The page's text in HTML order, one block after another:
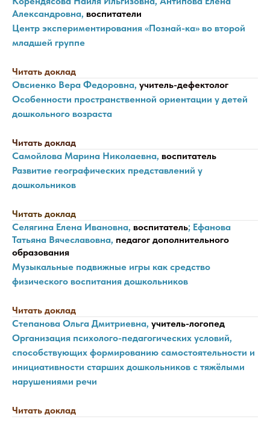
Александровна, воспитатели
Центр экспериментирования «Познай-ка» во второй
младшей группе
Читать доклад
Овсиенко Вера Федоровна, учитель-дефектолог
Особенности пространственной ориентации у детей
дошкольного возраста
Читать доклад
Самойлова Марина Николаевна, воспитатель
Развитие географических представлений у
дошкольников
Читать доклад
Селягина Елена Ивановна, воспитатель; Ефанова
Татьяна Вячеславовна, педагог дополнительного
образования
Музыкальные подвижные игры как средство
физического воспитания дошкольников
Читать доклад
Степанова Ольга Дмитриевна, учитель-логопед
Организация психолого-педагогических условий,
способствующих формированию самостоятельности и
инициативности старших дошкольников с тяжёлыми
нарушениями речи
Читать доклад